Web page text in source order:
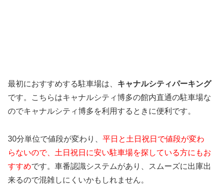
最初におすすめする駐車場は、 キャナルシティパーキング
です。こちらはキャナルシティ博多の館内直通の駐車場な
のでキャナルシティ博多を利用するときに便利です。
30分単位で値段が変わり、 平日と土日祝日で値段が変わ
らないので、土日祝日に安い駐車場を探している方にもお
すすめです。車番認識システムがあり、スムーズに出庫出
来るので混雑しにくいかもしれません。